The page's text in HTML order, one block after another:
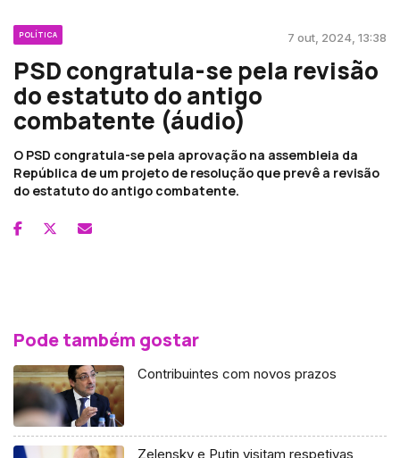
POLÍTICA 7 out, 2024, 13:38
PSD congratula-se pela revisão
do estatuto do antigo
combatente (áudio)
O PSD congratula-se pela aprovação na assembleia da
República de um projeto de resolução que prevê a revisão
do estatuto do antigo combatente.
Pode também gostar
Contribuintes com novos prazos
Zelensky e Putin visitam respetivas